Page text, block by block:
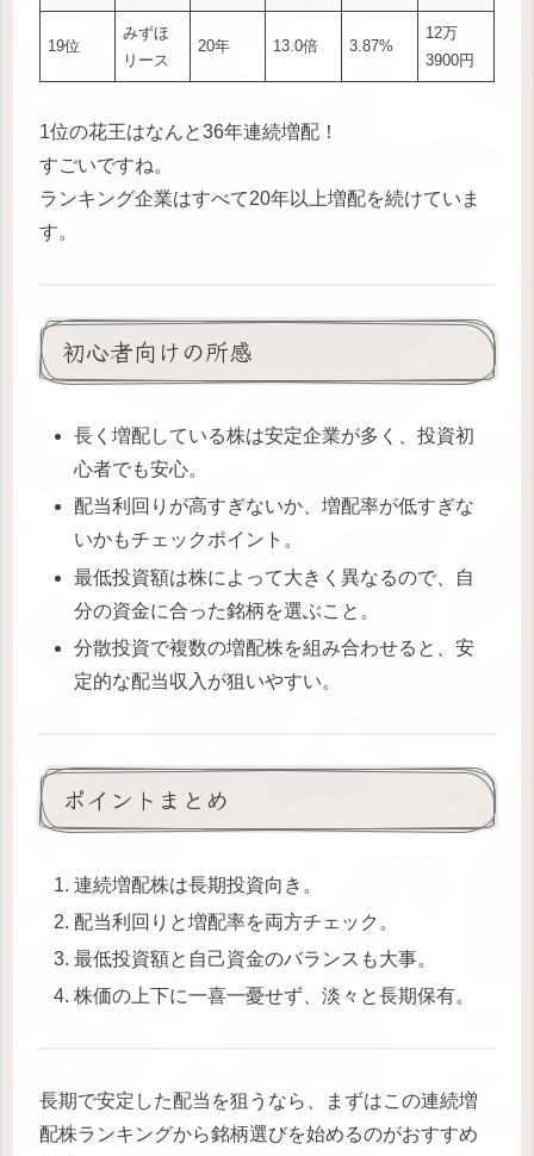
19位
みずほ
リース
20年 13.0倍 3.87%
12万
3900円
1位の花王はなんと36年連続増配！
すごいですね。
ランキング企業はすべて20年以上増配を続けていま
す。
初心者向けの所感
長く増配している株は安定企業が多く、投資初
心者でも安心。
配当利回りが高すぎないか、増配率が低すぎな
いかもチェックポイント。
最低投資額は株によって大きく異なるので、自
分の資金に合った銘柄を選ぶこと。
分散投資で複数の増配株を組み合わせると、安
定的な配当収入が狙いやすい。
ポイントまとめ
連続増配株は長期投資向き。
配当利回りと増配率を両方チェック。
最低投資額と自己資金のバランスも大事。
株価の上下に一喜一憂せず、淡々と長期保有。
長期で安定した配当を狙うなら、まずはこの連続増
配株ランキングから銘柄選びを始めるのがおすすめ